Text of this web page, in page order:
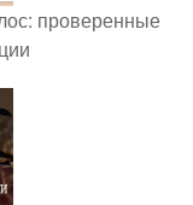
проверенные